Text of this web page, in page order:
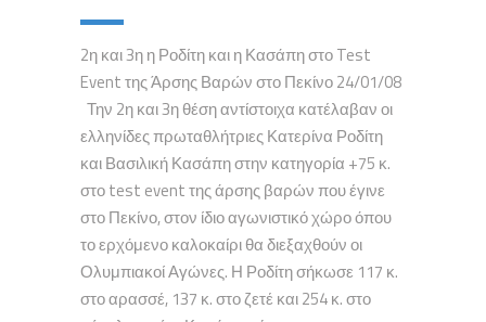
2η και 3η η Ροδίτη και η Κασάπη στο Test
Event της Άρσης Βαρών στο Πεκίνο 24/01/08
Την 2η και 3η θέση αντίστοιχα κατέλαβαν οι
ελληνίδες πρωταθλήτριες Κατερίνα Ροδίτη
και Βασιλική Κασάπη στην κατηγορία +75 κ.
στο test event της άρσης βαρών που έγινε
στο Πεκίνο, στον ίδιο αγωνιστικό χώρο όπου
το ερχόμενο καλοκαίρι θα διεξαχθούν οι
Ολυμπιακοί Αγώνες. Η Ροδίτη σήκωσε 117 κ.
στο αρασσέ, 137 κ. στο ζετέ και 254 κ. στο